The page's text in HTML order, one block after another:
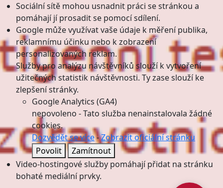
Sociální sítě mohou usnadnit práci se stránkou a
pomáhají jí prosadit se pomocí sdílení.
Google může využívat vaše údaje k měření publika,
reklamnímu účinku nebo k zobrazení
personalizovaných reklam.
Služby pro analýzu návštěvníků slouží k vytvoření
užitečných statistik návštěvnosti. Ty zase slouží ke
zlepšení stránky.
Google Analytics (GA4)
nepovoleno -Tato služba nenainstalovala žádné
cookies.
Dozvědět se více-Zobrazit oficiální stránku
Povolit
Zamítnout
Video-hostingové služby pomáhají přidat na stránku
bohaté mediální prvky.